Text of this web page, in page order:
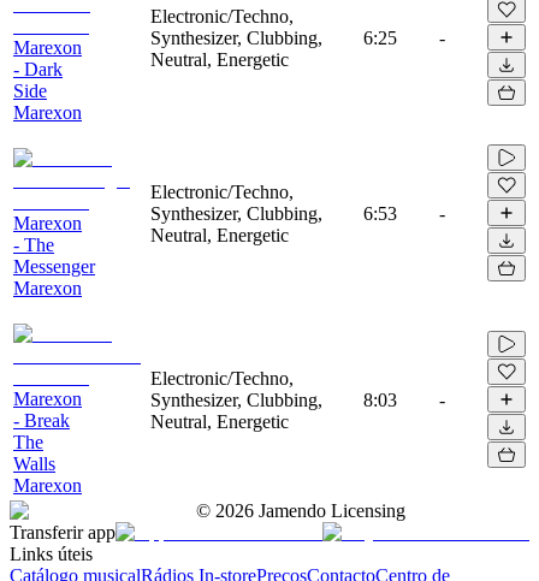
Marexon
- Dark
Side
Marexon
Electronic/Techno,
Synthesizer, Clubbing,
Neutral, Energetic
6:25 -
Marexon
- The
Messenger
Marexon
Electronic/Techno,
Synthesizer, Clubbing,
Neutral, Energetic
6:53 -
Marexon
- Break
The
Walls
Marexon
Electronic/Techno,
Synthesizer, Clubbing,
Neutral, Energetic
8:03 -
© 2026 Jamendo Licensing
Transferir app
Links úteis
Catálogo musicalRádios In-storePreçosContactoCentro de